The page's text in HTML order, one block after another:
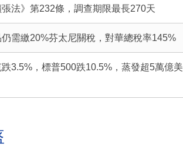
張法》第232條，調查期限最長270天
需繳20%芬太尼關稅，對華總稅率145%
3.5%，標普500跌10.5%，蒸發超5萬億美